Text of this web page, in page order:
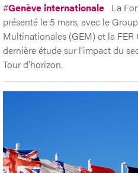
#Genève internationale La
présenté le 5 mars, avec le
Multinationales (GEM) et la FER
dernière étude sur l’impact du
Tour d’horizon.